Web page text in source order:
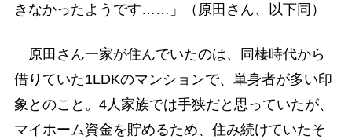
きなかったようです……」（原田さん、以下同）
原田さん一家が住んでいたのは、同棲時代から
借りていた1LDKのマンションで、単身者が多い印
象とのこと。4人家族では手狭だと思っていたが、
マイホーム資金を貯めるため、住み続けていたそ